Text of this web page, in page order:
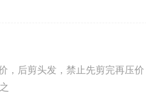
后剪头发，禁止先剪完再压